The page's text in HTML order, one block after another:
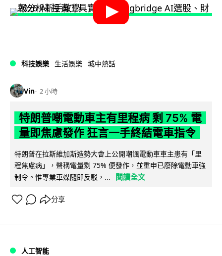
科技娛樂 生活娛樂 城中熱話
Vin 2 小時
特朗普嘲電動車主有里程病 剩 75% 電
量即焦慮發作 狂言一手終結電車指令
特朗普在拉斯維加斯造勢大會上公開嘲諷電動車車主患有「里
程焦慮病」，聲稱電量剩 75% 便發作，並重申已廢除電動車強
制令。惟專業車媒隨即反駁，...
閱讀全文
分享
人工智能